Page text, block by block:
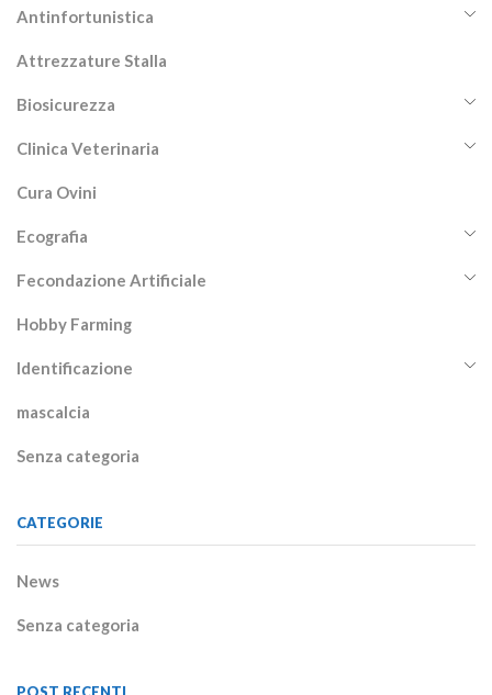
Antinfortunistica
Attrezzature Stalla
Biosicurezza
Clinica Veterinaria
Cura Ovini
Ecografia
Fecondazione Artificiale
Hobby Farming
Identificazione
mascalcia
Senza categoria
CATEGORIE
News
Senza categoria